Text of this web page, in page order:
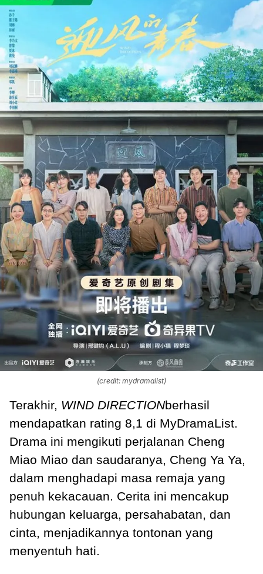
(credit: mydramalist)
Terakhir, WIND DIRECTIONberhasil
mendapatkan rating 8,1 di MyDramaList.
Drama ini mengikuti perjalanan Cheng
Miao Miao dan saudaranya, Cheng Ya Ya,
dalam menghadapi masa remaja yang
penuh kekacauan. Cerita ini mencakup
hubungan keluarga, persahabatan, dan
cinta, menjadikannya tontonan yang
menyentuh hati.